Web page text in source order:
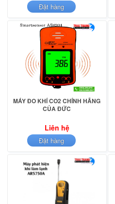
Đặt hàng
MÁY ĐO KHÍ CO2 CHÍNH HÃNG
CỦA ĐỨC
Liên hệ
Đặt hàng